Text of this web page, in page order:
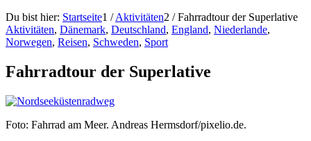
Du bist hier: Startseite1 / Aktivitäten2 / Fahrradtour der Superlative
Aktivitäten, Dänemark, Deutschland, England, Niederlande,
Norwegen, Reisen, Schweden, Sport
Fahrradtour der Superlative
Foto: Fahrrad am Meer. Andreas Hermsdorf/pixelio.de.